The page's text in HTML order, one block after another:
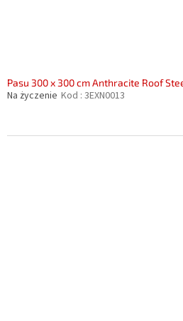
Pasu 300 x 300 cm Anthracite Roof
Na życzenie Kod : 3EXN0013